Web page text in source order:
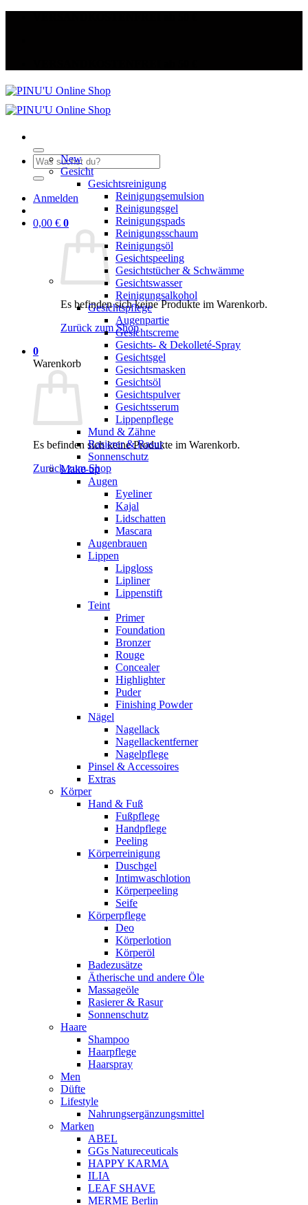
Suche
nach:
Anmelden
0,00 € 0
Es befinden sich keine Produkte im Warenkorb.
Zurück zum Shop
0
Warenkorb
Es befinden sich keine Produkte im Warenkorb.
Zurück zum Shop
New
Gesicht
Gesichtsreinigung
Reinigungsemulsion
Reinigungsgel
Reinigungspads
Reinigungsschaum
Reinigungsöl
Gesichtspeeling
Gesichtstücher & Schwämme
Gesichtswasser
Reinigungsalkohol
Gesichtspflege
Augenpartie
Gesichtscreme
Gesichts- & Dekolleté-Spray
Gesichtsgel
Gesichtsmasken
Gesichtsöl
Gesichtspulver
Gesichtsserum
Lippenpflege
Mund & Zähne
Rasierer & Rasur
Sonnenschutz
Make-up
Augen
Eyeliner
Kajal
Lidschatten
Mascara
Augenbrauen
Lippen
Lipgloss
Lipliner
Lippenstift
Teint
Primer
Foundation
Bronzer
Rouge
Concealer
Highlighter
Puder
Finishing Powder
Nägel
Nagellack
Nagellackentferner
Nagelpflege
Pinsel & Accessoires
Extras
Körper
Hand & Fuß
Fußpflege
Handpflege
Peeling
Körperreinigung
Duschgel
Intimwaschlotion
Körperpeeling
Seife
Körperpflege
Deo
Körperlotion
Körperöl
Badezusätze
Ätherische und andere Öle
Massageöle
Rasierer & Rasur
Sonnenschutz
Haare
Shampoo
Haarpflege
Haarspray
Men
Düfte
Lifestyle
Nahrungsergänzungsmittel
Marken
ABEL
GGs Natureceuticals
HAPPY KARMA
ILIA
LEAF SHAVE
MERME Berlin